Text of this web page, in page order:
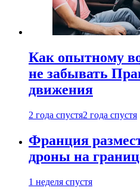
Как опытному
не забывать
движения
2 года спустя2 года спустя
Франция
дроны на
1 неделя спустя